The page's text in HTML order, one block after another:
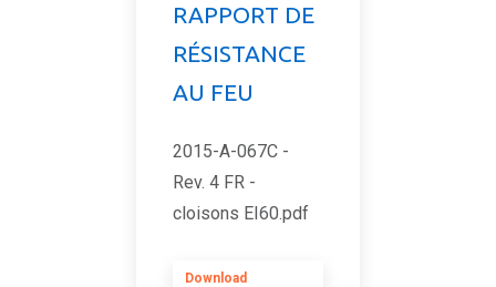
RAPPORT DE
RÉSISTANCE
AU FEU
2015-A-067C -
Rev. 4 FR -
cloisons EI60.pdf
Download